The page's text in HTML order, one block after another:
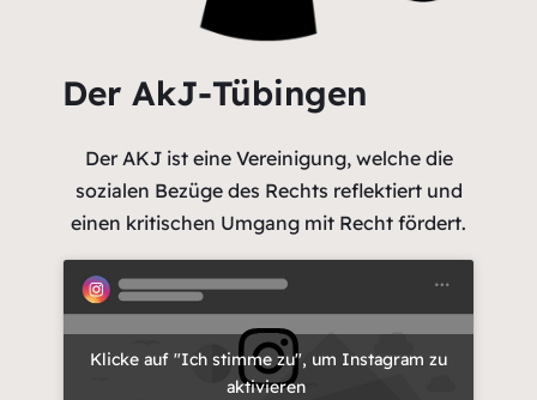
Der AkJ-Tübingen
Der AKJ ist eine Vereinigung, welche die
sozialen Bezüge des Rechts reflektiert und
einen kritischen Umgang mit Recht fördert.
Klicke auf "Ich stimme zu", um Instagram zu
aktivieren